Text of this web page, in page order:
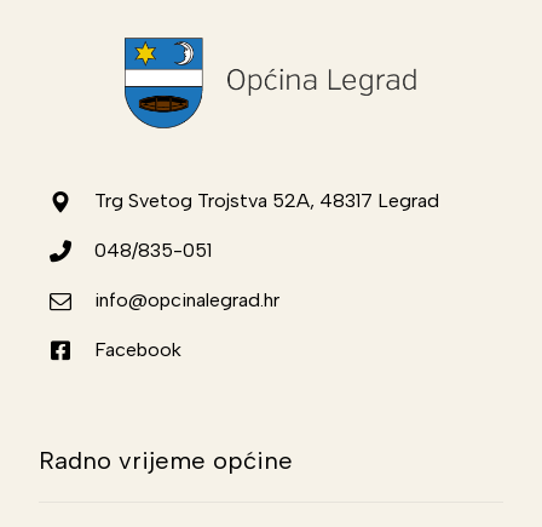
Trg Svetog Trojstva 52A, 48317 Legrad
048/835-051
info@opcinalegrad.hr
Facebook
Radno vrijeme općine